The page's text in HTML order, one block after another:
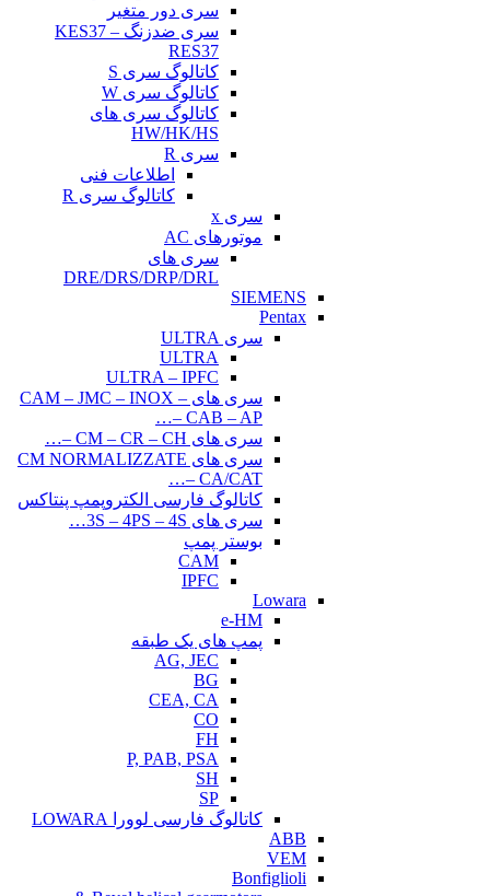
سری دور متغیر
سری ضدزنگ KES37 –
RES37
کاتالوگ سری S
کاتالوگ سری W
کاتالوگ سری های
HW/HK/HS
سری R
اطلاعات فنی
کاتالوگ سری R
سری x
موتورهای AC
سری های
DRE/DRS/DRP/DRL
SIEMENS
Pentax
سری ULTRA
ULTRA
ULTRA – IPFC
سری های CAM – JMC – INOX –
CAB – AP –…
سری های CM – CR – CH –…
سری های CM NORMALIZZATE
– CA/CAT…
کاتالوگ فارسی الکتروپمپ پنتاکس
سری های 3S – 4PS – 4S…
بوستر پمپ
CAM
IPFC
Lowara
e-HM
پمپ های یک طبقه
AG, JEC
BG
CEA, CA
CO
FH
P, PAB, PSA
SH
SP
کاتالوگ فارسی لوورا LOWARA
ABB
VEM
Bonfiglioli